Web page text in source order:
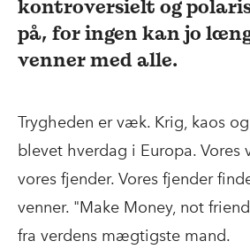
kontroversielt og
på, for ingen kan jo
venner med alle.
Trygheden er væk. Krig, kaos
blevet hverdag i Europa. Vores
vores fjender. Vores fjender
venner. "Make Money, not
fra verdens mægtigste mand.